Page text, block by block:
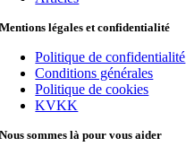
Mentions légales et confidentialité
Politique de confidentialité
Conditions générales
Politique de cookies
KVKK
Nous sommes là pour vous aider